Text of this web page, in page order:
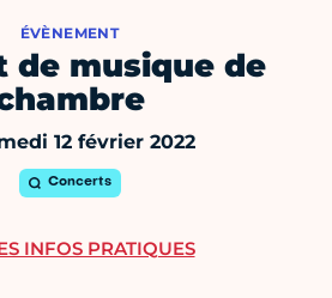
ÉVÈNEMENT
de musique de
12 février 2022
Concerts
INFOS PRATIQUES